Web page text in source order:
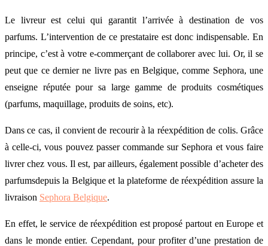
Le livreur est celui qui garantit l’arrivée à destination de vos
parfums. L’intervention de ce prestataire est donc indispensable. En
principe, c’est à votre e-commerçant de collaborer avec lui. Or, il se
peut que ce dernier ne livre pas en Belgique, comme Sephora, une
enseigne réputée pour sa large gamme de produits cosmétiques
(parfums, maquillage, produits de soins, etc).
Dans ce cas, il convient de recourir à la réexpédition de colis. Grâce
à celle-ci, vous pouvez passer commande sur Sephora et vous faire
livrer chez vous. Il est, par ailleurs, également possible d’acheter des
parfumsdepuis la Belgique et la plateforme de réexpédition assure la
livraison Sephora Belgique.
En effet, le service de réexpédition est proposé partout en Europe et
dans le monde entier. Cependant, pour profiter d’une prestation de